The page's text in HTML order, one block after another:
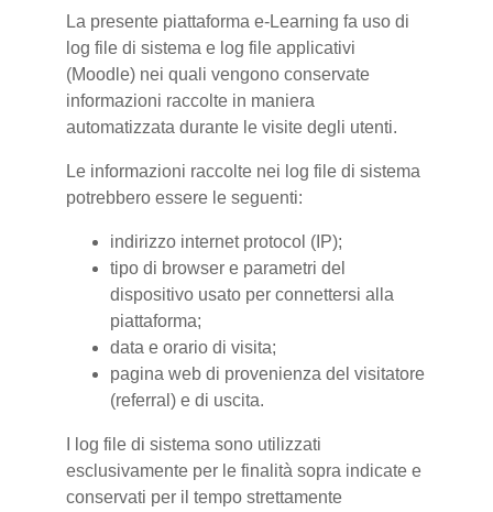
La presente piattaforma e-Learning fa uso di
log file di sistema e log file applicativi
(Moodle) nei quali vengono conservate
informazioni raccolte in maniera
automatizzata durante le visite degli utenti.
Le informazioni raccolte nei log file di sistema
potrebbero essere le seguenti:
indirizzo internet protocol (IP);
tipo di browser e parametri del
dispositivo usato per connettersi alla
piattaforma;
data e orario di visita;
pagina web di provenienza del visitatore
(referral) e di uscita.
I log file di sistema sono utilizzati
esclusivamente per le finalità sopra indicate e
conservati per il tempo strettamente